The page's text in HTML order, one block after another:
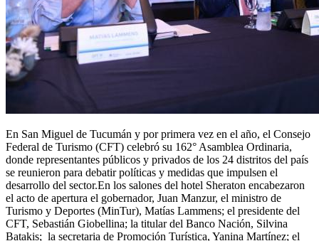
En San Miguel de Tucumán y por primera vez en el año, el Consejo
Federal de Turismo (CFT) celebró su 162° Asamblea Ordinaria,
donde representantes públicos y privados de los 24 distritos del país
se reunieron para debatir políticas y medidas que impulsen el
desarrollo del sector.En los salones del hotel Sheraton encabezaron
el acto de apertura el gobernador, Juan Manzur, el ministro de
Turismo y Deportes (MinTur), Matías Lammens; el presidente del
CFT, Sebastián Giobellina; la titular del Banco Nación, Silvina
Batakis; la secretaria de Promoción Turística, Yanina Martínez; el